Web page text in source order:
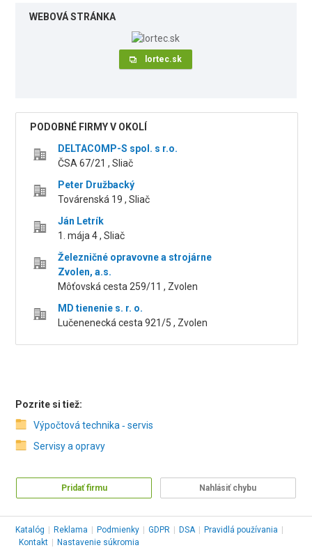
WEBOVÁ STRÁNKA
lortec.sk
PODOBNÉ FIRMY V OKOLÍ
DELTACOMP-S spol. s r.o.
ČSA 67/21 , Sliač
Peter Družbacký
Továrenská 19 , Sliač
Ján Letrík
1. mája 4 , Sliač
Železničné opravovne a strojárne
Zvolen, a.s.
Môťovská cesta 259/11 , Zvolen
MD tienenie s. r. o.
Lučenenecká cesta 921/5 , Zvolen
Pozrite si tiež:
Výpočtová technika ‑ servis
Servisy a opravy
Pridať firmu Nahlásiť chybu
Katalóg Reklama Podmienky GDPR DSA Pravidlá používania
Kontakt
Nastavenie súkromia